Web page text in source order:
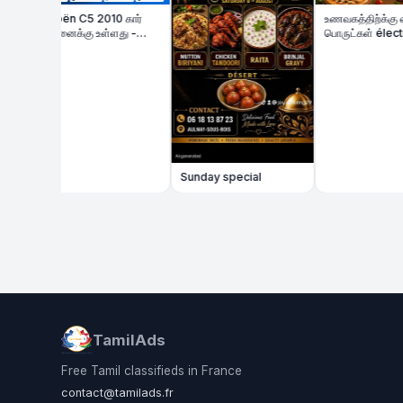
C5 2010 கார்
உள்ளது -
Sunday special
உணவகத்திற்க்கு ஏற்ற
பொருட்கள் électronique
விற்பனைக்கு
TamilAds
Free Tamil classifieds in France
contact@tamilads.fr